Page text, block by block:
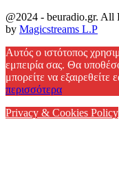
@2024 - beuradio.gr. All
by Magicstreams L.P
Αυτός ο ιστότοπος
εμπειρία σας. Θα
μπορείτε να εξαιρεθείτε
περισσότερα
Privacy & Cookies Policy